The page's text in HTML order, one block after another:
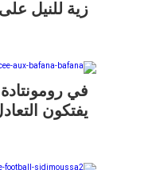
زية للنيل
في
يفتكون